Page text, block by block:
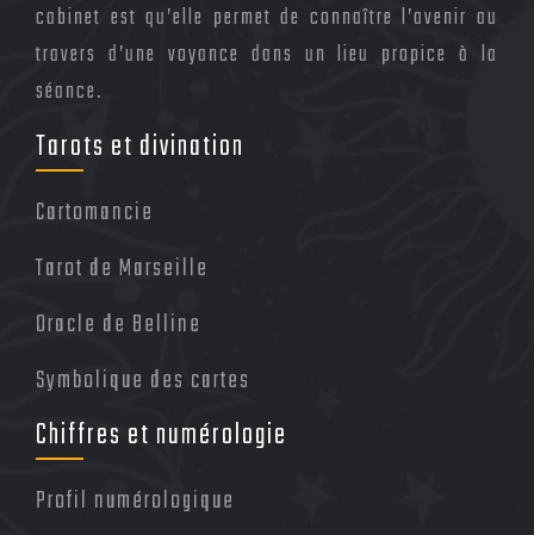
cabinet est qu’elle permet de connaître l’avenir au
travers d’une voyance dans un lieu propice à la
séance.
Tarots et divination
Cartomancie
Tarot de Marseille
Oracle de Belline
Symbolique des cartes
Chiffres et numérologie
Profil numérologique